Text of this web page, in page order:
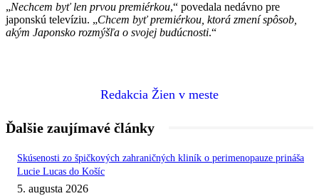
„Nechcem byť len prvou premiérkou,“ povedala nedávno pre
japonskú televíziu. „Chcem byť premiérkou, ktorá zmení spôsob,
akým Japonsko rozmýšľa o svojej budúcnosti.“
Redakcia Žien v meste
Ďalšie zaujímavé články
Skúsenosti zo špičkových zahraničných kliník o perimenopauze prináša
Lucie Lucas do Košíc
5. augusta 2026